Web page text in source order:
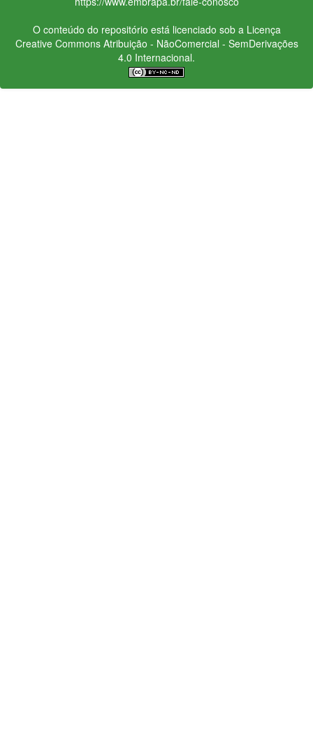
O conteúdo do repositório está licenciado sob a Licença
Creative CommonsAtribuição - NãoComercial - SemDerivações
4.0 Internacional.